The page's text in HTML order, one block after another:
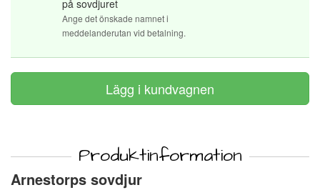
på sovdjuret
Ange det önskade namnet i
meddelanderutan vid betalning.
Produktinformation
Arnestorps sovdjur